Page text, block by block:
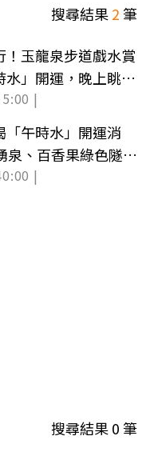
搜尋結果2筆
！玉龍泉步道戲水賞
水」開運，晚上眺望
|
「午時水」開運消
、百香果綠色隧
道」
|
搜尋結果0筆